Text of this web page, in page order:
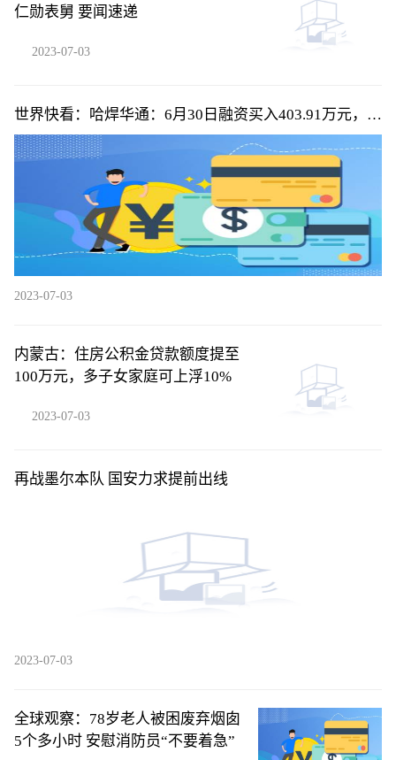
仁勋表舅 要闻速递
2023-07-03
世界快看：哈焊华通：6月30日融资买入403.91万元，融
资融券余额3836万元
2023-07-03
内蒙古：住房公积金贷款额度提至
100万元，多子女家庭可上浮10%
2023-07-03
再战墨尔本队 国安力求提前出线
2023-07-03
全球观察：78岁老人被困废弃烟囱
5个多小时 安慰消防员“不要着急”